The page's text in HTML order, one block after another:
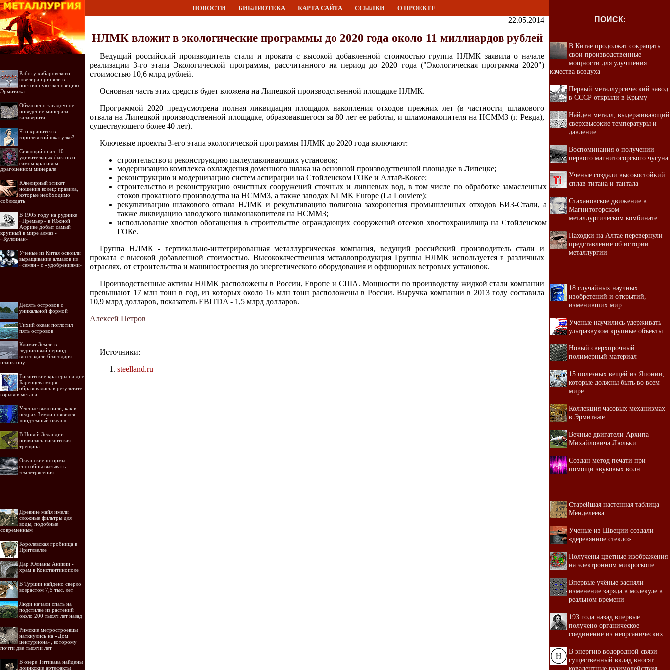
НОВОСТИ БИБЛИОТЕКА КАРТА САЙТА ССЫЛКИ О ПРОЕКТЕ
Работу хабаровского
ювелира приняли в
постоянную экспозицию
Эрмитажа
Объяснено загадочное
поведение минерала
калаверита
Что хранится в
королевской шкатулке?
Сияющий опал: 10
удивительных фактов о
самом красивом
драгоценном минерале
Ювелирный этикет
ношения колец: правила,
которые необходимо
соблюдать
В 1905 году на руднике
«Премьер» в Южной
Африке добыт самый
крупный в мире алмаз -
«Куллинан»
Ученые из Китая освоили
выращивание алмазов из
«семян» с «удобрениями»
Десять островов c
уникальной формой
Тихий океан поглотил
пять островов
Климат Земли в
ледниковый период
воссоздали благодаря
планктону
Гигантские кратеры на дне
Баренцева моря
образовались в результате
взрывов метана
Ученые выяснили, как в
недрах Земли появился
«подземный океан»
В Новой Зеландии
появилась гигантская
трещина
Океанские штормы
способны вызывать
землетрясения
Древние майя имели
сложные фильтры для
воды, подобные
современным
Королевская гробница в
Притлвелле
Дар Юлианы Аникии -
храм в Константинополе
В Турции найдено сверло
возрастом 7,5 тыс. лет
Люди начали спать на
подстилке из растений
около 200 тысяч лет назад
Римские метростроевцы
наткнулись на «Дом
центуриона», которому
почти две тысячи лет
В озере Титикака найдены
доинкские артефакты
22.05.2014
НЛМК вложит в экологические программы до 2020 года около 11 миллиардов рублей
Ведущий российский производитель стали и проката с высокой добавленной стоимостью группа НЛМК заявила о начале
реализации 3-го этапа Экологической программы, рассчитанного на период до 2020 года ("Экологическая программа 2020")
стоимостью 10,6 млрд рублей.
Основная часть этих средств будет вложена на Липецкой производственной площадке НЛМК.
Программой 2020 предусмотрена полная ликвидация площадок накопления отходов прежних лет (в частности, шлакового
отвала на Липецкой производственной площадке, образовавшегося за 80 лет ее работы, и шламонакопителя на НСММЗ (г. Ревда),
существующего более 40 лет).
Ключевые проекты 3-его этапа экологической программы НЛМК до 2020 года включают:
строительство и реконструкцию пылеулавливающих установок;
модернизацию комплекса охлаждения доменного шлака на основной производственной площадке в Липецке;
реконструкцию и модернизацию систем аспирации на Стойленском ГОКе и Алтай-Коксе;
строительство и реконструкцию очистных сооружений сточных и ливневых вод, в том числе по обработке замасленных
стоков прокатного производства на НСММЗ, а также заводах NLMK Europe (La Louviere);
рекультивацию шлакового отвала НЛМК и рекультивацию полигона захоронения промышленных отходов ВИЗ-Стали, а
также ликвидацию заводского шламонакопителя на НСММЗ;
использование хвостов обогащения в строительстве ограждающих сооружений отсеков хвостохранилища на Стойленском
ГОКе.
Группа НЛМК - вертикально-интегрированная металлургическая компания, ведущий российский производитель стали и
проката с высокой добавленной стоимостью. Высококачественная металлопродукция Группы НЛМК используется в различных
отраслях, от строительства и машиностроения до энергетического оборудования и оффшорных ветровых установок.
Производственные активы НЛМК расположены в России, Европе и США. Мощности по производству жидкой стали компании
превышают 17 млн тонн в год, из которых около 16 млн тонн расположены в России. Выручка компании в 2013 году составила
10,9 млрд долларов, показатель EBITDA - 1,5 млрд долларов.
Алексей Петров
Источники:
steelland.ru
ПОИСК:
В Китае продолжат сокращать
свои производственные
мощности для улучшения
качества воздуха
Первый металлургический завод
в СССР открыли в Крыму
Найден металл, выдерживающий
сверхвысокие температуры и
давление
Воспоминания о получении
первого магнитогорского чугуна
Ученые создали высокостойкий
сплав титана и тантала
Стахановское движение в
Магнитогорском
металлургическом комбинате
Находки на Алтае перевернули
представление об истории
металлургии
18 случайных научных
изобретений и открытий,
изменивших мир
Ученые научились удерживать
ультразвуком крупные объекты
Новый сверхпрочный
полимерный материал
15 полезных вещей из Японии,
которые должны быть во всем
мире
Коллекция часовых механизмах
в Эрмитаже
Вечные двигатели Архипа
Михайловича Люльки
Создан метод печати при
помощи звуковых волн
Старейшая настенная таблица
Менделеева
Ученые из Швеции создали
«деревянное стекло»
Получены цветные изображения
на электронном микроскопе
Впервые учёные засняли
изменение заряда в молекуле в
реальном времени
193 года назад впервые
получено органическое
соединение из неорганических
В энергию водородной связи
существенный вклад вносят
ковалентные взаимодействия